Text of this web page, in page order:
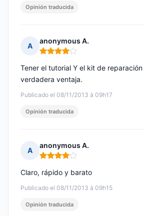
Opinión traducida
A
anonymous A.
Nota: 4 de 5
Publicado el 08/11/2013 à 09h17
Tener el tutorial Y el kit de
verdadera ventaja.
Opinión traducida
A
anonymous A.
Nota: 4 de 5
Publicado el 08/11/2013 à 09h15
Claro, rápido y barato
Opinión traducida